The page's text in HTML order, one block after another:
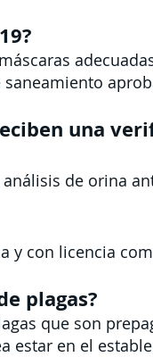
una
de orina
y con licencia
plagas?
que son
estar en el